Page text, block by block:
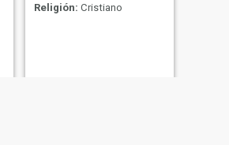
Religión: Cristiano